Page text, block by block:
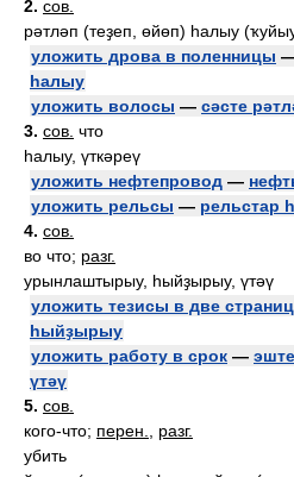
2. сов.
рәтләп (теҙеп, өйөп) һалыу
уложить дрова в поленницы
һалыу
уложить волосы — сәсте
3. сов. что
һалыу, үткәреү
уложить нефтепровод —
уложить рельсы — рельстар
4. сов.
во что; разг.
урынлаштырыу, һыйҙырыу, үтәү
уложить тезисы в две
һыйҙырыу
уложить работу в срок —
үтәү
5. сов.
кого-что; перен.
разг.
убить